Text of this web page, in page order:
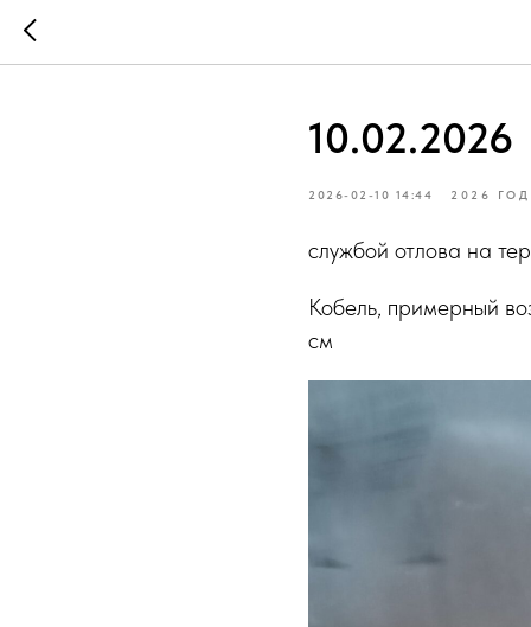
10.02.2026
2026-02-10 14:44 2026 ГОД
службой отлова на
Кобель, примерный
см